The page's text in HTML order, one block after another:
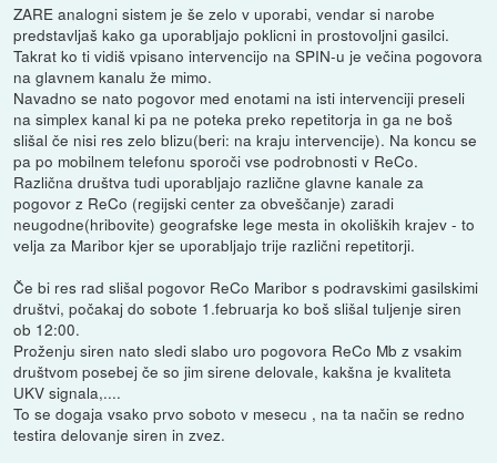
ZARE analogni sistem je še zelo v uporabi, vendar si narobe
predstavljaš kako ga uporabljajo poklicni in prostovoljni gasilci.
Takrat ko ti vidiš vpisano intervencijo na SPIN-u je večina pogovora
na glavnem kanalu že mimo.
Navadno se nato pogovor med enotami na isti intervenciji preseli
na simplex kanal ki pa ne poteka preko repetitorja in ga ne boš
slišal če nisi res zelo blizu(beri: na kraju intervencije). Na koncu se
pa po mobilnem telefonu sporoči vse podrobnosti v ReCo.
Različna društva tudi uporabljajo različne glavne kanale za
pogovor z ReCo (regijski center za obveščanje) zaradi
neugodne(hribovite) geografske lege mesta in okoliških krajev - to
velja za Maribor kjer se uporabljajo trije različni repetitorji.
Če bi res rad slišal pogovor ReCo Maribor s podravskimi gasilskimi
društvi, počakaj do sobote 1.februarja ko boš slišal tuljenje siren
ob 12:00.
Proženju siren nato sledi slabo uro pogovora ReCo Mb z vsakim
društvom posebej če so jim sirene delovale, kakšna je kvaliteta
UKV signala,....
To se dogaja vsako prvo soboto v mesecu , na ta način se redno
testira delovanje siren in zvez.